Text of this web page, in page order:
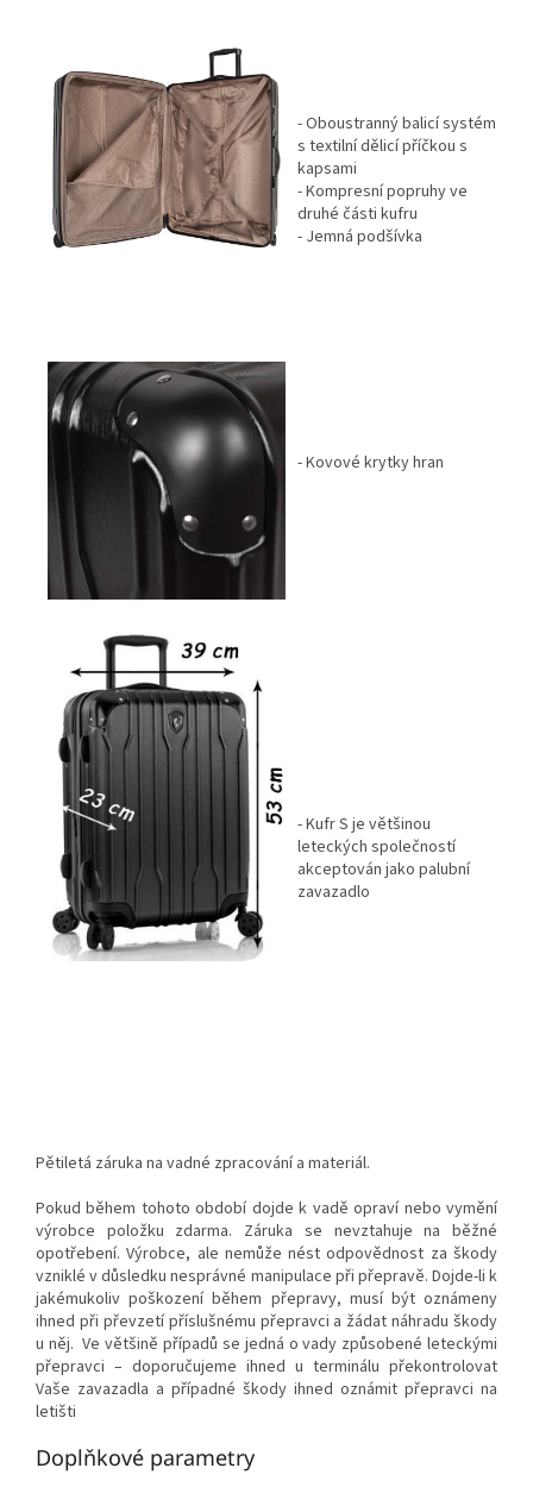
- Oboustranný balicí systém
s textilní dělicí příčkou s
kapsami
- Kompresní popruhy ve
druhé části kufru
- Jemná podšívka
- Kovové krytky hran
- Kufr S je většinou
leteckých společností
akceptován jako palubní
zavazadlo
Pětiletá záruka na vadné zpracování a materiál.
Pokud během tohoto období dojde k vadě opraví nebo vymění
výrobce položku zdarma. Záruka se nevztahuje na běžné
opotřebení. Výrobce, ale nemůže nést odpovědnost za škody
vzniklé v důsledku nesprávné manipulace při přepravě. Dojde-li k
jakémukoliv poškození během přepravy, musí být oznámeny
ihned při převzetí příslušnému přepravci a žádat náhradu škody
u něj. Ve většině případů se jedná o vady způsobené leteckými
přepravci – doporučujeme ihned u terminálu překontrolovat
Vaše zavazadla a případné škody ihned oznámit přepravci na
letišti
Doplňkové parametry